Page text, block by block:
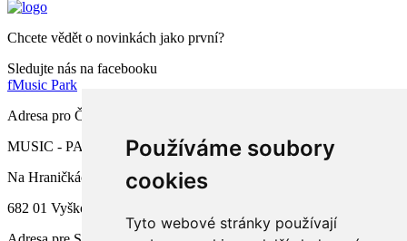
Používáme soubory
cookies
Tyto webové stránky používají
Chcete vědět o novinkách jako první?
Sledujte nás na facebooku
fMusic Park
Adresa pro ČR
MUSIC - PARK.CZ s.r.o.
Na Hraničkách 791/34a
682 01 Vyškov